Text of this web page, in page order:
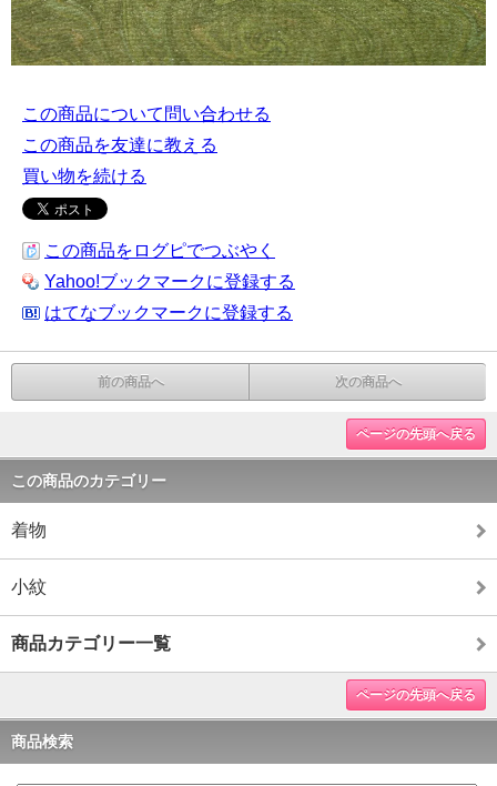
この商品について問い合わせる
この商品を友達に教える
買い物を続ける
この商品をログピでつぶやく
Yahoo!ブックマークに登録する
はてなブックマークに登録する
前の商品へ 次の商品へ
ページの先頭へ戻る
この商品のカテゴリー
着物
小紋
商品カテゴリー一覧
ページの先頭へ戻る
商品検索